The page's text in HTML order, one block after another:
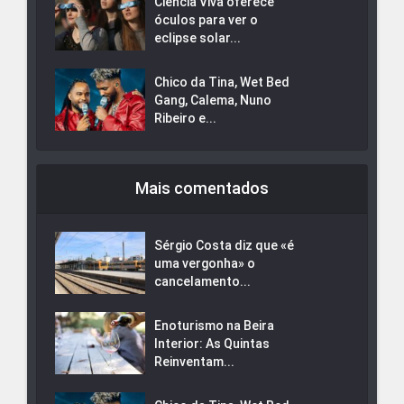
óculos para ver o
eclipse solar...
Chico da Tina, Wet Bed
Gang, Calema, Nuno
Ribeiro e...
Mais comentados
Sérgio Costa diz que «é
uma vergonha» o
cancelamento...
Enoturismo na Beira
Interior: As Quintas
Reinventam...